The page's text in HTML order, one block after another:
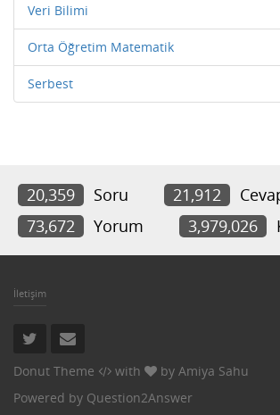
Veri Bilimi
Orta Öğretim Matematik
Serbest
20,359 Soru 21,912
73,672
Yorum 3,979,026
İletişim
Donut Theme with by Amiya Sahu
Powered by Question2Answer